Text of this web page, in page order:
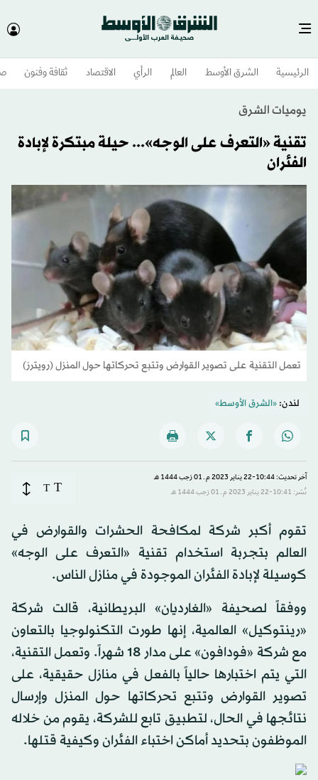
الرئيسية الشرق الأوسط​ العالم الرأي الاقتصاد ثقافة وفنون
يوميات الشرق
تقنية «التعرف على الوجه»... حيلة مبتكرة لإبادة
الفئران
تعمل التقنية على تصوير القوارض وتتبع تحركاتها حول المنزل (رويترز)
لندن:«الشرق الأوسط»
آخر تحديث: 10:44-22 يناير 2023 م ـ 01 رَجب 1444 هـ
نُشر: 10:41-22 يناير 2023 م ـ 01 رَجب 1444 هـ
T
T
تقوم أكبر شركة لمكافحة الحشرات والقوارض في
العالم بتجربة استخدام تقنية «التعرف على الوجه»
كوسيلة لإبادة الفئران الموجودة في منازل الناس.
ووفقاً لصحيفة «الغارديان» البريطانية، قالت شركة
«رينتوكيل» العالمية، إنها طورت التكنولوجيا بالتعاون
مع شركة «فودافون» على مدار 18 شهراً. وتعمل التقنية،
التي يتم اختبارها حالياً بالفعل في منازل حقيقية، على
تصوير القوارض وتتبع تحركاتها حول المنزل وإرسال
نتائجها في الحال، لتطبيق تابع للشركة، يقوم من خلاله
الموظفون بتحديد أماكن اختباء الفئران وكيفية قتلها.